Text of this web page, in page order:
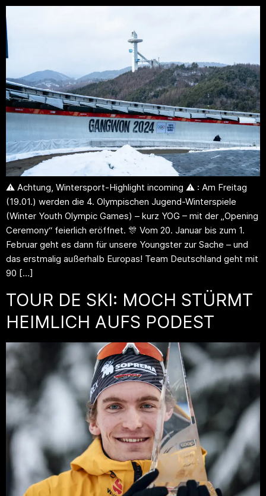
⚠️ Achtung, Wintersport-Highlight incoming ⚠️ : Am Freitag
(19.01.) werden die 4. Olympischen Jugend-Winterspiele
(Winter Youth Olympic Games) – kurz YOG – mit der „Opening
Ceremony“ feierlich eröffnet. 🎊 Vom 20. Januar bis zum 1.
Februar geht es dann für unsere Youngster zur Sache – und
das erstmalig außerhalb Europas! Team Deutschland geht mit
90 […]
TOUR DE SKI: MOCH STÜRMT
HEIMLICH AUFS PODEST